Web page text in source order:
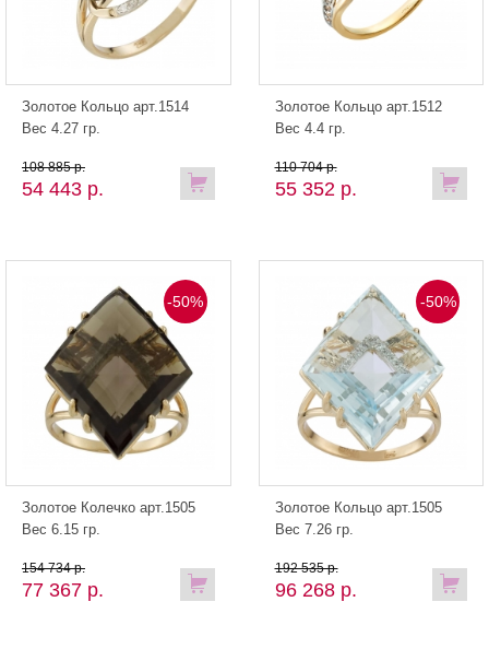
Золотое Кольцо арт.1514
Вес 4.27 гр.
54 443 р.
108 885 р.
Золотое Кольцо арт.1512
Вес 4.4 гр.
55 352 р.
110 704 р.
-50%
Золотое Колечко арт.1505
Вес 6.15 гр.
77 367 р.
154 734 р.
-50%
Золотое Кольцо арт.1505
Вес 7.26 гр.
96 268 р.
192 535 р.